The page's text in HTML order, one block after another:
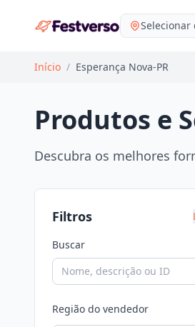
Selecionar
Início / Esperança Nova-PR
Produtos e
Descubra os melhores
Filtros
Buscar
Região do vendedor